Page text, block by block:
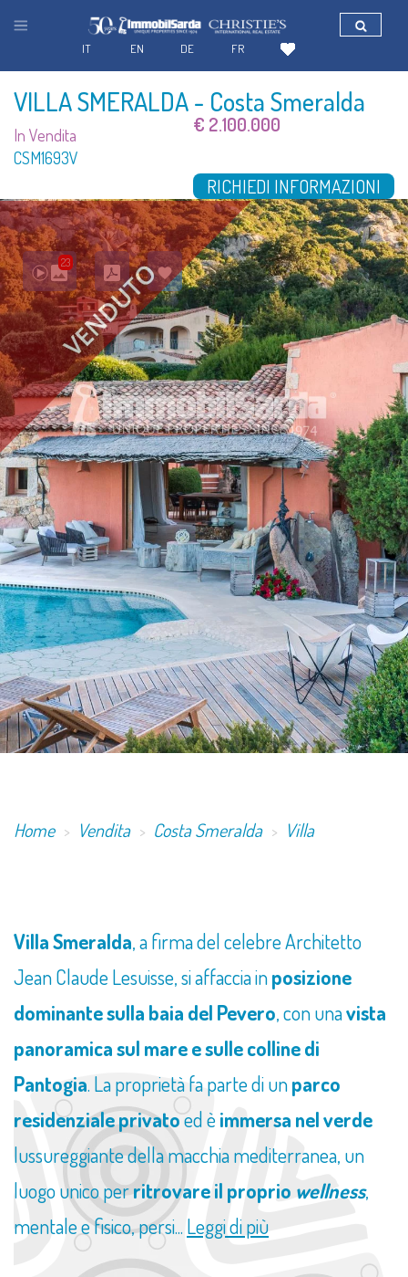
VILLA SMERALDA- Costa Smeralda
In Vendita
CSM1693V
€ 2.100.000
RICHIEDI INFORMAZIONI
23
Home Vendita Costa Smeralda Villa
Villa Smeralda, a firma del celebre Architetto
Jean Claude Lesuisse, si affaccia inposizione
dominante sulla baia del Pevero, con unavista
panoramica sul mare e sulle colline di
Pantogia. La proprietà fa parte di unparco
residenziale privatoed èimmersa nel verde
lussureggiante della macchia mediterranea, un
luogo unico perritrovare il proprio wellness,
mentale e fisico, persi... Leggi di più
FR
DE
EN
IT